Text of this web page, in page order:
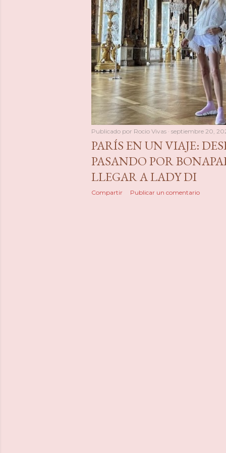
Publicado por Rocio Vivas septiembre 20,
PARÍS EN UN VIAJE:
PASANDO POR
LLEGAR A LADY DI
Compartir Publicar un comentario